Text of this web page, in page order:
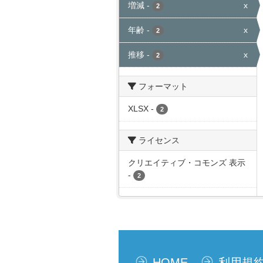
増減 - 2 x
年齢 - 2 x
推移 - 2 x
フォーマット
XLSX - 2
ライセンス
クリエイティブ・コモンズ 表示
-
2